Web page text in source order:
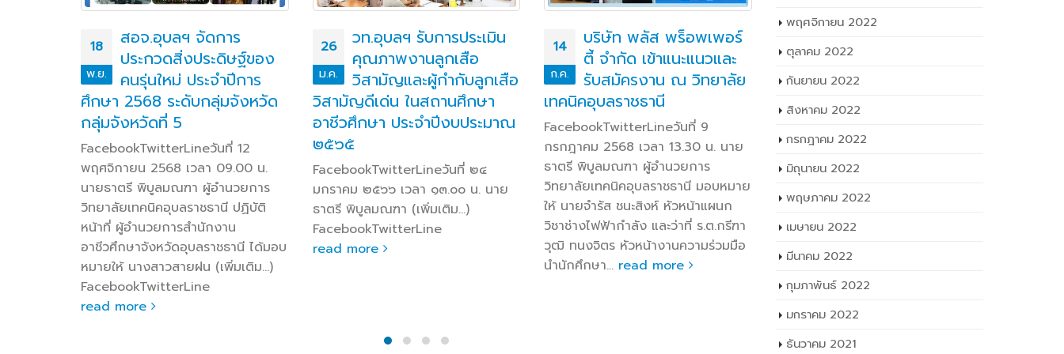
26
ม.ค.
วท.อุบลฯ รับการประเมิน
คุณภาพงานลูกเสือ
วิสามัญและผู้กำกับลูกเสือ
วิสามัญดีเด่น ในสถานศึกษา
อาชีวศึกษา ประจำปีงบประมาณ
๒๕๖๕
FacebookTwitterLineวันที่ ๒๔
มกราคม ๒๕๖๖ เวลา ๑๓.๐๐ น. นาย
ธาตรี พิบูลมณฑา (เพิ่มเติม…)
FacebookTwitterLine
read more
14
ก.ค.
บริษัท พลัส พร็อพเพอร์
ตี้ จำกัด เข้าแนะแนวและ
รับสมัครงาน ณ วิทยาลัย
เทคนิคอุบลราชธานี
FacebookTwitterLineวันที่ 9
กรกฎาคม 2568 เวลา 13.30 น. นาย
ธาตรี พิบูลมณฑา ผู้อำนวยการ
วิทยาลัยเทคนิคอุบลราชธานี มอบหมาย
ให้ นายจำรัส ชนะสิงห์ หัวหน้าแผนก
วิชาช่างไฟฟ้ากำลัง และว่าที่ ร.ต.กรีฑา
วุฒิ ทนงจิตร หัวหน้างานความร่วมมือ
24
เม.ย.
สอจ.อุบลฯ ต้อนรับคณะ
ตรวจสอบการใช้จ่ายเงิน
โครงการสนับสนุนค่าใช้
จ่ายในการจัดการศึกษาตั้งแต่
ระดับอนุบาลจนจบการศึกษาขั้น
พื้นฐานปีงบประมาณ พ.ศ.
2567
FacebookTwitterLineวันที่ 24
เมษายน 2568 เวลา 09.00 น. นาย
ธาตรี พิบูลมณฑา ผู้อำนวยการ
วิทยาลัยเทคนิคอุบลราชธานี ปฏิบัติ
หน้าที่ ผู้อำนวยการสำนัก (เพิ่มเติม…)
13
มิ.ย.
การประชุมหารือรับทราบ
ที่เกี่ยวข้อง ในการพัฒนา
หลักสูตรใหม่และปรับปรุง
หลักสูตรเทคโนโลยีบัณฑิต (ต่อ
เนื่อง) พ.ศ. ๒๕๖๘
FacebookTwitterLineวันที่ ๕
มิถุนายน ๒๕๖๗ เวลา ๐๘.๓๐ น. นาย
วิทยาลัยเทคนิคอุบลราชธานี (เพิ่ม
เติม…) FacebookTwitterLine
read more
เมษายน 2022
มีนาคม 2022
กุมภาพันธ์ 2022
มกราคม 2022
ธันวาคม 2021
พฤศจิกายน 2021
ตุลาคม 2021
กันยายน 2021
สิงหาคม 2021
กรกฎาคม 2021
มิถุนายน 2021
พฤษภาคม 2021